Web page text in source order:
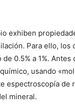
exhiben
Para ello,
0.5% a 1%.
usando
espectroscopía
mineral.